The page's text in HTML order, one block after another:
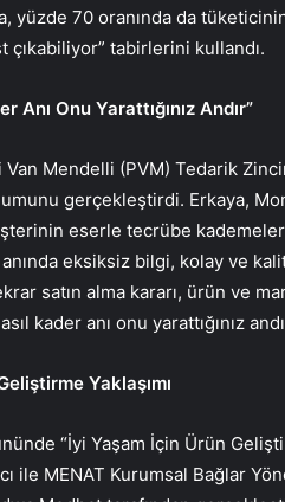
yüzde 70 oranında da
çıkabiliyor” tabirlerini kullandı.
Anı Onu Yarattığınız Andır”
Mendelli (PVM) Tedarik
gerçekleştirdi. Erkaya,
eserle tecrübe
eksiksiz bilgi, kolay ve
satın alma kararı, ürün ve
kader anı onu yarattığınız
Yaklaşımı
“İyi Yaşam İçin Ürün
ile MENAT Kurumsal Bağlar